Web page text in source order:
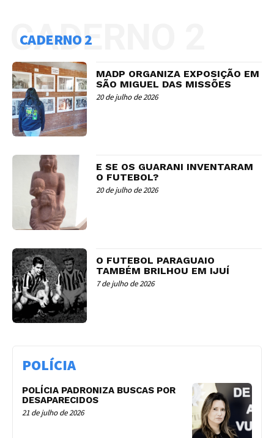
CADERNO 2
CADERNO 2
MADP ORGANIZA EXPOSIÇÃO EM
SÃO MIGUEL DAS MISSÕES
20 de julho de 2026
E SE OS GUARANI INVENTARAM
O FUTEBOL?
20 de julho de 2026
O FUTEBOL PARAGUAIO
TAMBÉM BRILHOU EM IJUÍ
7 de julho de 2026
POLÍCIA
POLÍCIA PADRONIZA BUSCAS POR
DESAPARECIDOS
21 de julho de 2026